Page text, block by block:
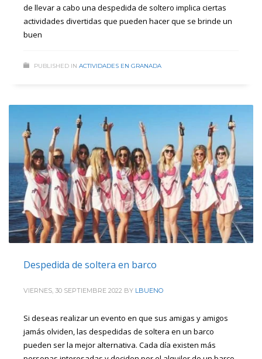
de llevar a cabo una despedida de soltero implica ciertas
actividades divertidas que pueden hacer que se brinde un
buen
PUBLISHED IN ACTIVIDADES EN GRANADA
Despedida de soltera en barco
VIERNES, 30 SEPTIEMBRE 2022 BY LBUENO
Si deseas realizar un evento en que sus amigas y amigos
jamás olviden, las despedidas de soltera en un barco
pueden ser la mejor alternativa. Cada día existen más